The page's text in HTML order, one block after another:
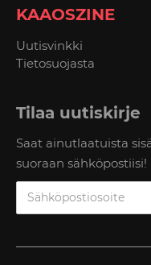
KAAOSZINE
Uutisvinkki
Tietosuojasta
Tilaa uutiskirje
Saat ainutlaatuista
suoraan sähköpostiisi!